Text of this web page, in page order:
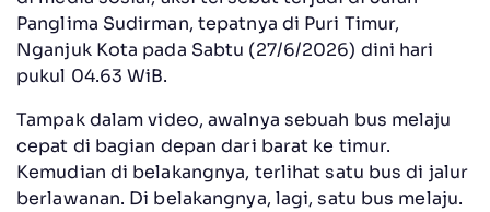
Panglima Sudirman, tepatnya di Puri Timur,
Nganjuk Kota pada Sabtu (27/6/2026) dini hari
pukul 04.63 WiB.
Tampak dalam video, awalnya sebuah bus melaju
cepat di bagian depan dari barat ke timur.
Kemudian di belakangnya, terlihat satu bus di jalur
berlawanan. Di belakangnya, lagi, satu bus melaju.